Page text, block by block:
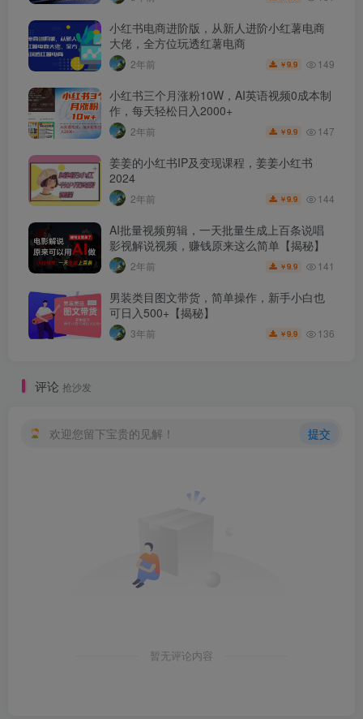
小红书电商进阶版，从新人进阶小红薯电商
大佬，全方位玩透红薯电商
2年前 ￥9.9 149
小红书三个月涨粉10W，AI英语视频0成本制
作，每天轻松日入2000+
2年前 ￥9.9 147
姜姜的小红书IP及变现课程，姜姜小红书
2024
2年前 ￥9.9 144
AI批量视频剪辑，一天批量生成上百条说唱
影视解说视频，赚钱原来这么简单【揭秘】
2年前 ￥9.9 141
男装类目图文带货，简单操作，新手小白也
可日入500+【揭秘】
3年前 ￥9.9 136
评论 抢沙发
欢迎您留下宝贵的见解！ 提交
暂无评论内容